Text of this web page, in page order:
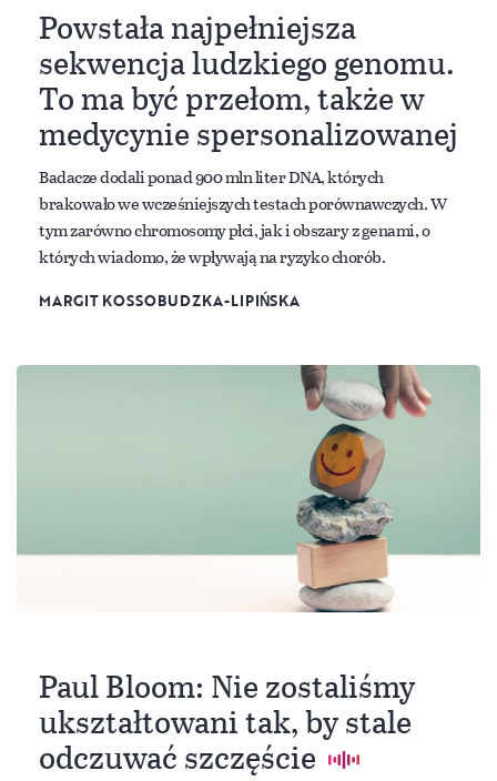
Powstała najpełniejsza
sekwencja ludzkiego genomu.
To ma być przełom, także w
medycynie spersonalizowanej
Badacze dodali ponad 900 mln liter DNA, których
brakowało we wcześniejszych testach porównawczych. W
tym zarówno chromosomy płci, jak i obszary z genami, o
których wiadomo, że wpływają na ryzyko chorób.
MARGIT KOSSOBUDZKA-LIPIŃSKA
Paul Bloom: Nie zostaliśmy
ukształtowani tak, by stale
odczuwać szczęście